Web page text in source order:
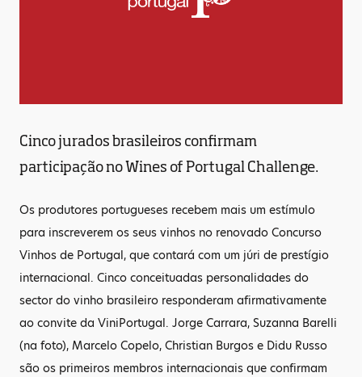
Cinco jurados brasileiros confirmam
participação no Wines of Portugal Challenge.
Os produtores portugueses recebem mais um estímulo
para inscreverem os seus vinhos no renovado Concurso
Vinhos de Portugal, que contará com um júri de prestígio
internacional. Cinco conceituadas personalidades do
sector do vinho brasileiro responderam afirmativamente
ao convite da ViniPortugal. Jorge Carrara, Suzanna Barelli
(na foto), Marcelo Copelo, Christian Burgos e Didu Russo
são os primeiros membros internacionais que confirmam